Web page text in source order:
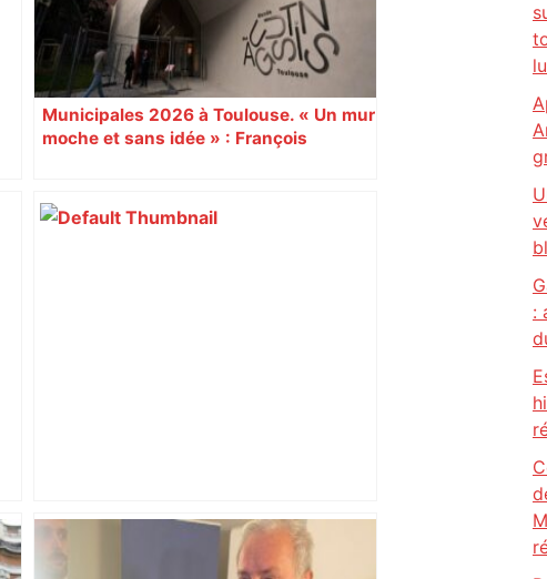
Municipales 2026 à Toulouse. « Un mur
moche et sans idée » : François
Augustins
Après la fusion avec la liste PS
Toulouse, le candidat LFI salue "une
: